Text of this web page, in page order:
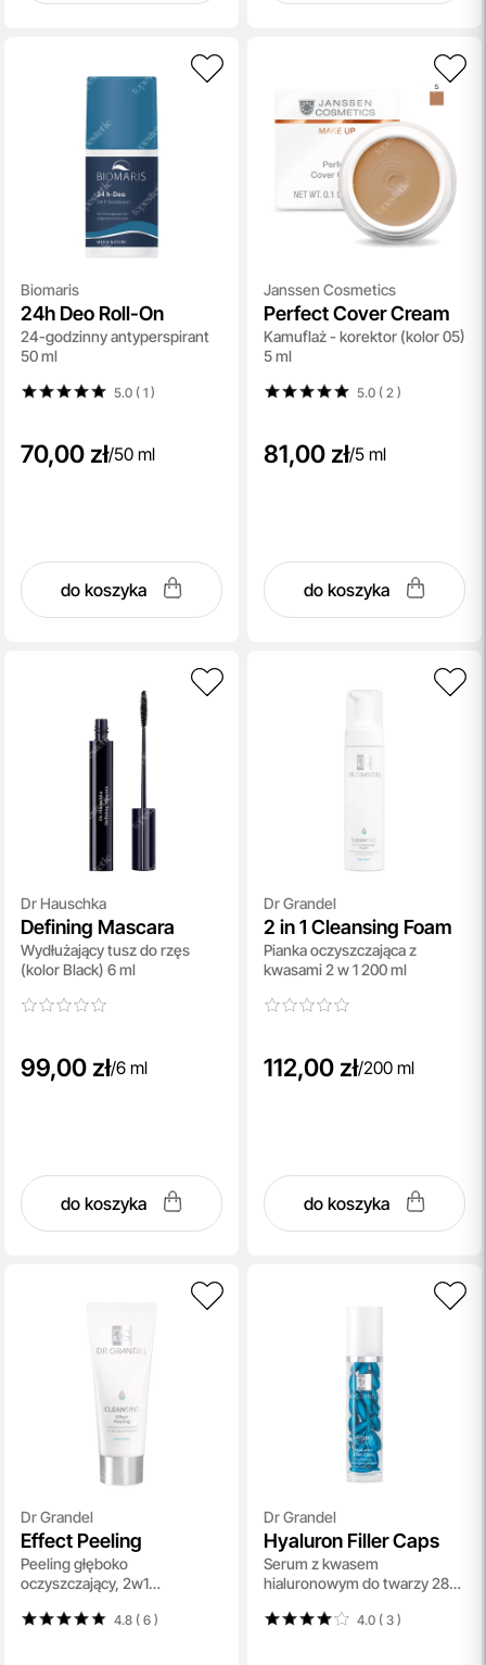
Biomaris
24h Deo Roll-On
24-godzinny antyperspirant
50 ml
5.0 ( 1)
70,00 zł/50 ml
do koszyka
Janssen Cosmetics
Perfect Cover Cream
Kamuflaż - korektor (kolor 05)
5 ml
5.0 ( 2 )
81,00 zł/5 ml
do koszyka
Dr Hauschka
Defining Mascara
Wydłużający tusz do rzęs
(kolor Black) 6 ml
99,00 zł/6 ml
do koszyka
Dr Grandel
2 in 1 Cleansing Foam
Pianka oczyszczająca z
kwasami 2 w 1 200 ml
112,00 zł/200 ml
do koszyka
Dr Grandel
Effect Peeling
Peeling głęboko
oczyszczający, 2w1
mechaniczny) 75 ml
4.8 ( 6)
Dr Grandel
Hyaluron Filler Caps
Serum z kwasem
hialuronowym do twarzy 28
4.0 ( 3)